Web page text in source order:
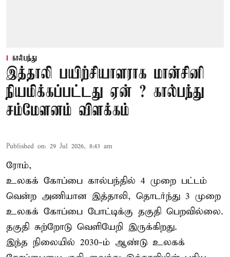
கால்பந்து
இத்தாலி பயிற்சியாளராக மான்சினி
நியமிக்கப்பட்டது ஏன் ? கால்பந்து
சம்மேளனம் விளக்கம்
Published on: 29 Jul 2026, 8:43 am
ரோம்,
உலகக் கோப்பை கால்பந்தில் 4 முறை பட்டம்
வென்ற அணியான இத்தாலி, தொடர்ந்து 3 முறை
உலகக் கோப்பை போட்டிக்கு தகுதி பெறவில்லை.
தகுதி சுற்றோடு வெளியேறி இருக்கிறது.
இந்த நிலையில் 2030-ம் ஆண்டு உலகக்